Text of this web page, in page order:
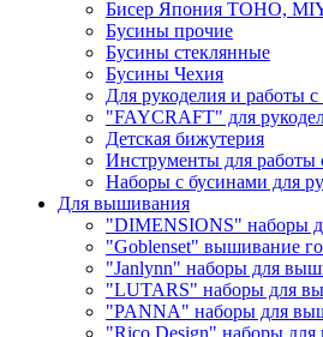
Бисер Япония TOHO,
Бусины прочие
Бусины стеклянные
Бусины Чехия
Для рукоделия и работы
"FAYCRAFT" для
Детская бижутерия
Инструменты для работы
Наборы с бусинами для
Для вышивания
"DIMENSIONS" наборы
"Goblenset" вышивание
"Janlynn" наборы для
"LUTARS" наборы для
"PANNA" наборы для
"Rico Design" наборы